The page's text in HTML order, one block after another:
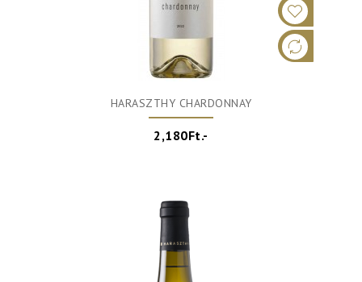
HARASZTHY CHARDONNAY
2,180Ft.-